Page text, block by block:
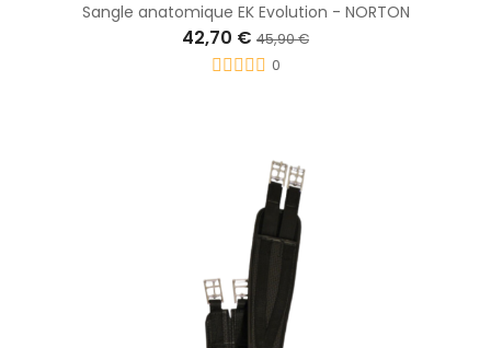
Sangle anatomique EK Evolution - NORTON
42,70 € 45,90 €
0